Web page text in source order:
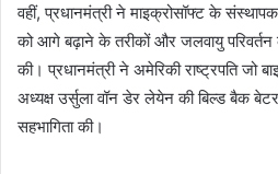
वहीं, प्रधानमंत्री ने माइक्रोसॉफ्ट के
को आगे बढ़ाने के तरीकों और जलवायु
की। प्रधानमंत्री ने अमेरिकी राष्ट्रपति जो
अध्यक्ष उर्सुला वॉन डेर लेयेन की बिल्ड बैक
सहभागिता की।